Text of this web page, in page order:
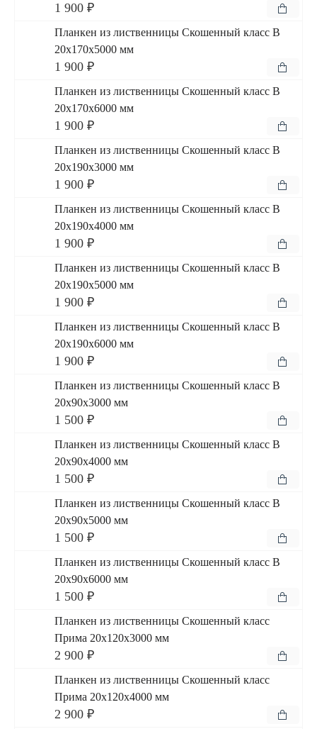
1 900 ₽
Планкен из лиственницы Скошенный класс В
20x170x5000 мм
1 900 ₽
Планкен из лиственницы Скошенный класс В
20x170x6000 мм
1 900 ₽
Планкен из лиственницы Скошенный класс В
20x190x3000 мм
1 900 ₽
Планкен из лиственницы Скошенный класс В
20x190x4000 мм
1 900 ₽
Планкен из лиственницы Скошенный класс В
20x190x5000 мм
1 900 ₽
Планкен из лиственницы Скошенный класс В
20x190x6000 мм
1 900 ₽
Планкен из лиственницы Скошенный класс В
20x90x3000 мм
1 500 ₽
Планкен из лиственницы Скошенный класс В
20x90x4000 мм
1 500 ₽
Планкен из лиственницы Скошенный класс В
20x90x5000 мм
1 500 ₽
Планкен из лиственницы Скошенный класс В
20x90x6000 мм
1 500 ₽
Планкен из лиственницы Скошенный класс
Прима 20x120x3000 мм
2 900 ₽
Планкен из лиственницы Скошенный класс
Прима 20x120x4000 мм
2 900 ₽